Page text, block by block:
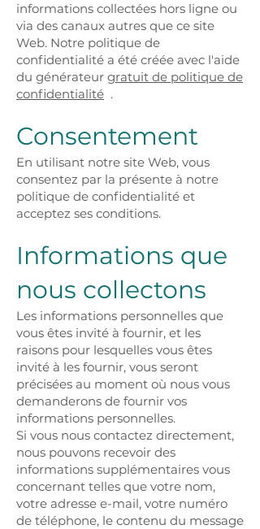
informations collectées hors ligne ou
via des canaux autres que ce site
Web. Notre politique de
confidentialité a été créée avec l'aide
du générateur gratuit de politique de
confidentialité .
Consentement
En utilisant notre site Web, vous
consentez par la présente à notre
politique de confidentialité et
acceptez ses conditions.
Informations que
nous collectons
Les informations personnelles que
vous êtes invité à fournir, et les
raisons pour lesquelles vous êtes
invité à les fournir, vous seront
précisées au moment où nous vous
demanderons de fournir vos
informations personnelles.
Si vous nous contactez directement,
nous pouvons recevoir des
informations supplémentaires vous
concernant telles que votre nom,
votre adresse e-mail, votre numéro
de téléphone, le contenu du message